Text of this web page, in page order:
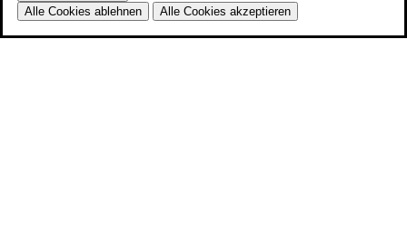
Alle Cookies ablehnen
Alle Cookies akzeptieren